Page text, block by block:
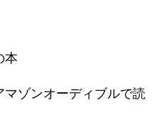
本
ゾンオーディブルで読